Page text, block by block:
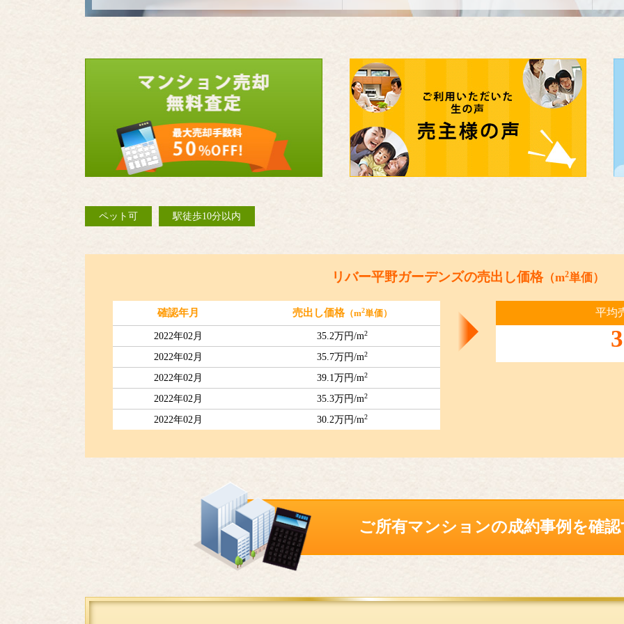
ペット可 駅徒歩10分以内
リバー平野ガーデンズの売出し価格（m2単価）
確認年月 売出し価格（m2単価）
2022年02月 35.2万円/m2
2022年02月 35.7万円/m2
2022年02月 39.1万円/m2
2022年02月 35.3万円/m2
2022年02月 30.2万円/m2
平均
ご所有マンションの成約事例を確